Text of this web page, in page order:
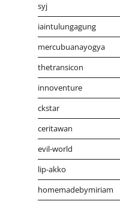
syj
iaintulungagung
mercubuanayogya
thetransicon
innoventure
ckstar
ceritawan
evil-world
lip-akko
homemadebymiriam